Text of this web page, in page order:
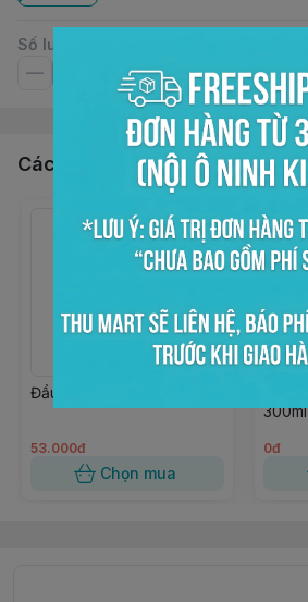
Số lượng
Các sản phẩm, dịch vụ khác
Đầu pump si rô GTP
53.000đ
Chọn mua
300ml
0đ